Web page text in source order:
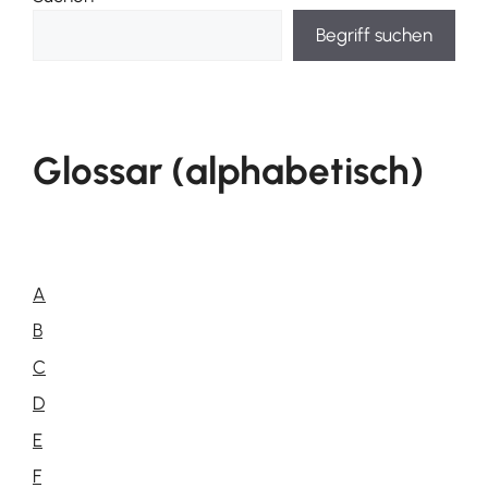
Begriff suchen
Glossar (alphabetisch)
A
B
C
D
E
F